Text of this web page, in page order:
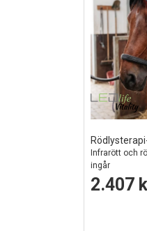
Infrarött och
ingår
2.407